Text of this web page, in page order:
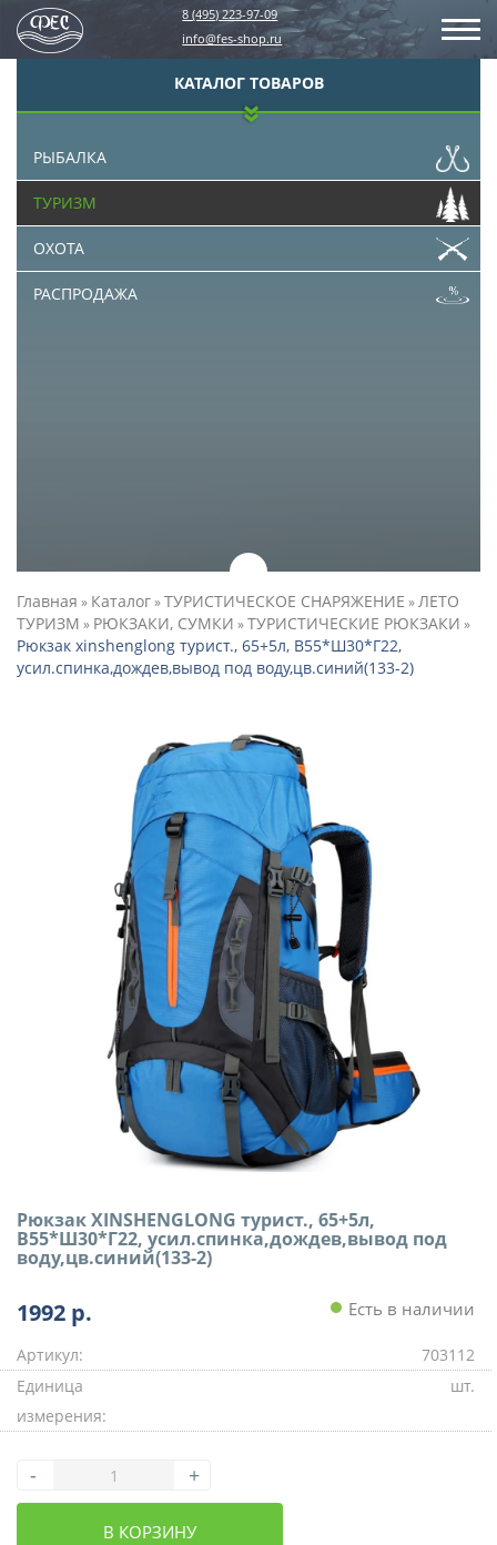
8 (495) 223-97-09
info@fes-shop.ru
КАТАЛОГ ТОВАРОВ
РЫБАЛКА
ТУРИЗМ
ОХОТА
РАСПРОДАЖА
Главная » Каталог»ТУРИСТИЧЕСКОЕ СНАРЯЖЕНИЕ »ЛЕТО
ТУРИЗМ » РЮКЗАКИ, СУМКИ »ТУРИСТИЧЕСКИЕ РЮКЗАКИ »
Рюкзак xinshenglong турист., 65+5л, В55*Ш30*Г22,
усил.спинка,дождев,вывод под воду,цв.синий(133-2)
Рюкзак XINSHENGLONG турист., 65+5л,
В55*Ш30*Г22, усил.спинка,дождев,вывод под
воду,цв.синий(133-2)
1992 р. Есть в наличии
Артикул:
703112
Единица
измерения:
шт.
- +
В КОРЗИНУ